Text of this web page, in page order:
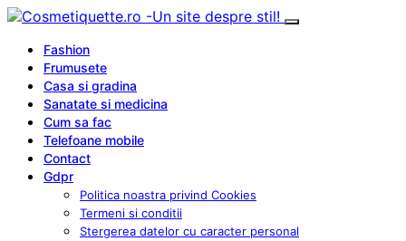
Fashion
Frumusete
Casa si gradina
Sanatate si medicina
Cum sa fac
Telefoane mobile
Contact
Gdpr
Politica noastra privind Cookies
Termeni si conditii
Stergerea datelor cu caracter personal